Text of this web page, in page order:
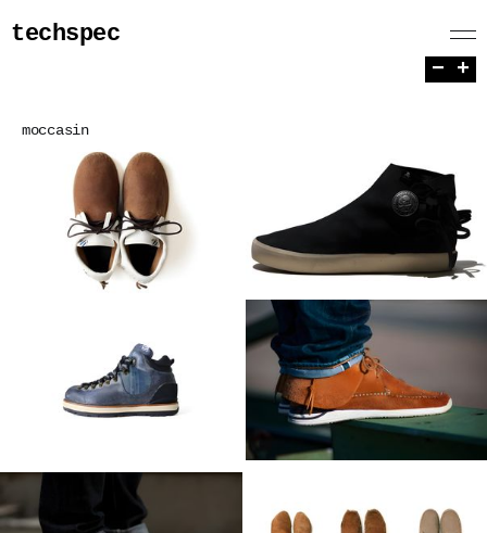
techspec
moccasin
− +